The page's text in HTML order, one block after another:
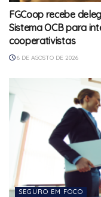
FGCoop recebe
Sistema OCB para
cooperativistas
6 DE AGOSTO DE 2026
SEGURO EM FOCO